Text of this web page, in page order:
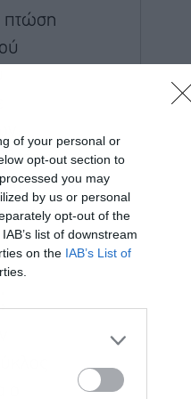
of your personal or
opt-out section to
you may
by us or personal
opt-out of the
list of downstream
on the IAB’s List of
πτώση
όταν
τη